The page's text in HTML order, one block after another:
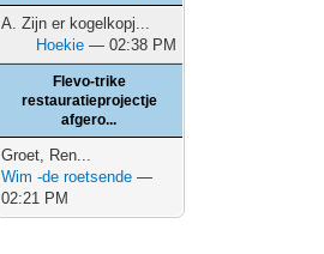
A. Zijn er kogelkopj...
Hoekie — 02:38 PM
Flevo-trike
restauratieprojectje
afgero...
Groet, Ren...
Wim -de roetsende —
02:21 PM